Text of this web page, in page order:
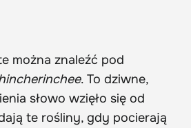
można znaleźć pod
. To dziwne,
słowo wzięło się od
te rośliny, gdy pocierają